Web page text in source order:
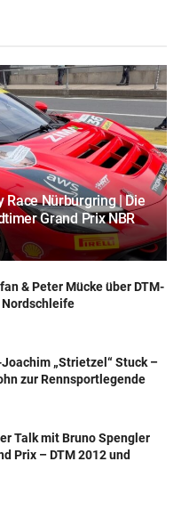
Race Nürburgring | Die
Grand Prix NBR
& Peter Mücke über DTM-
„Strietzel“ Stuck –
zur Rennsportlegende
Talk mit Bruno Spengler
Prix – DTM 2012 und